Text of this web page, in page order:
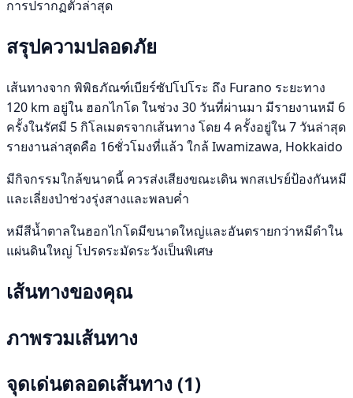
การปรากฏตัวล่าสุด
สรุปความปลอดภัย
เส้นทางจาก พิพิธภัณฑ์เบียร์ซัปโปโระ ถึง Furano ระยะทาง
120 km อยู่ใน ฮอกไกโด ในช่วง 30 วันที่ผ่านมา มีรายงานหมี 6
ครั้งในรัศมี 5 กิโลเมตรจากเส้นทาง โดย 4 ครั้งอยู่ใน 7 วันล่าสุด
รายงานล่าสุดคือ 16ชั่วโมงที่แล้ว ใกล้ Iwamizawa, Hokkaido
มีกิจกรรมใกล้ขนาดนี้ ควรส่งเสียงขณะเดิน พกสเปรย์ป้องกันหมี
และเลี่ยงป่าช่วงรุ่งสางและพลบค่ำ
หมีสีน้ำตาลในฮอกไกโดมีขนาดใหญ่และอันตรายกว่าหมีดำใน
แผ่นดินใหญ่ โปรดระมัดระวังเป็นพิเศษ
เส้นทางของคุณ
ภาพรวมเส้นทาง
จุดเด่นตลอดเส้นทาง (1)